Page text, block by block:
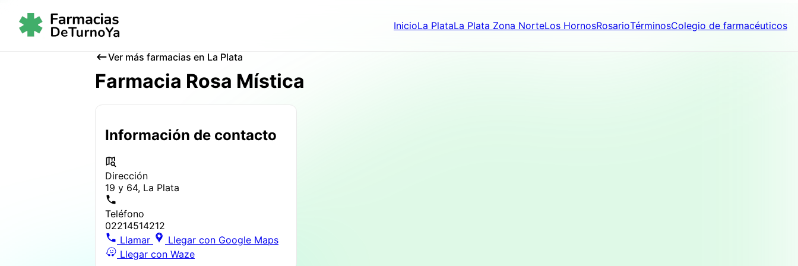
InicioLa PlataLa Plata Zona NorteLos HornosRosarioTérminosColegio de farmacéuticos
Ver más farmacias en La Plata
Farmacia Rosa Mística
Información de contacto
Dirección
19 y 64, La Plata
Teléfono
02214514212
Llamar
Llegar con Google Maps
Llegar con Waze